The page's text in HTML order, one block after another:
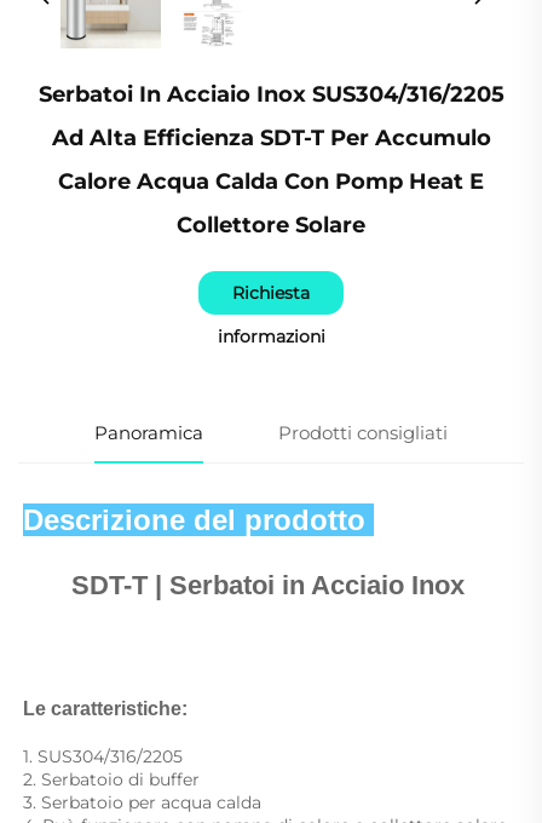
Serbatoi In Acciaio Inox SUS304/316/2205
Ad Alta Efficienza SDT-T Per Accumulo
Calore Acqua Calda Con Pomp Heat E
Collettore Solare
Richiesta
informazioni
Panoramica Prodotti consigliati
Descrizione del prodotto
SDT-T | Serbatoi in Acciaio Inox
Le caratteristiche:
1. SUS304/316/2205
2. Serbatoio di buffer
3. Serbatoio per acqua calda